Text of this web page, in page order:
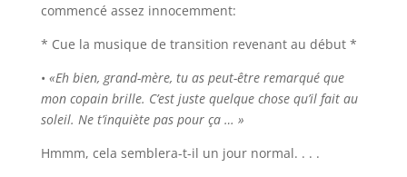
commencé assez innocemment:
* Cue la musique de transition revenant au début *
• «Eh bien, grand-mère, tu as peut-être remarqué que
mon copain brille. C’est juste quelque chose qu’il fait au
soleil. Ne t’inquiète pas pour ça … »
Hmmm, cela semblera-t-il un jour normal. . . .